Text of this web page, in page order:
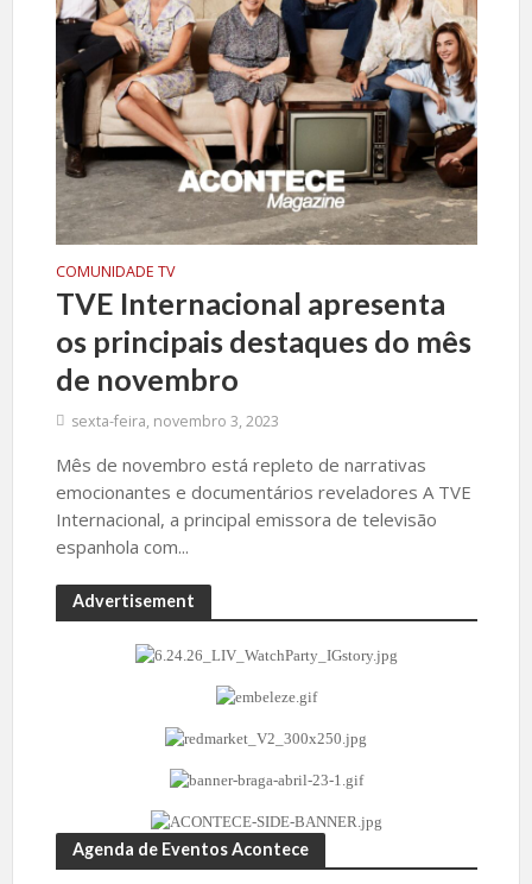
COMUNIDADE TV
TVE Internacional apresenta
os principais destaques do mês
de novembro
sexta-feira, novembro 3, 2023
Mês de novembro está repleto de narrativas
emocionantes e documentários reveladores A TVE
Internacional, a principal emissora de televisão
espanhola com...
Advertisement
Agenda de Eventos Acontece